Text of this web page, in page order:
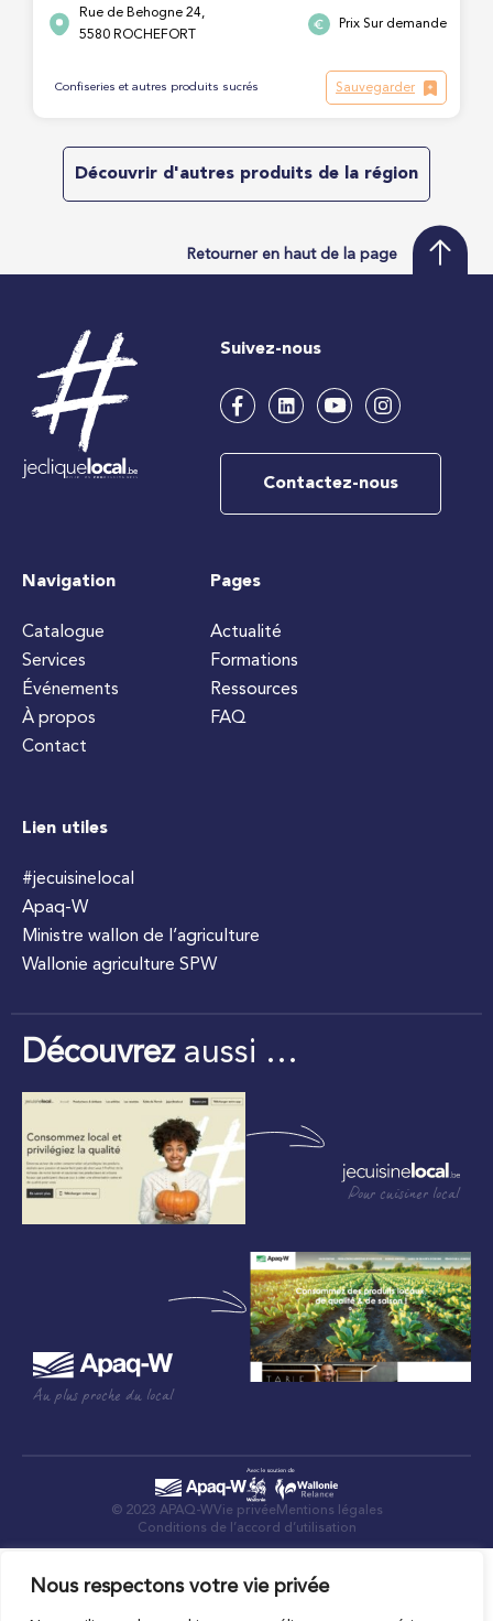
Nous respectons votre vie privée
Rue de Behogne 24,
5580 ROCHEFORT
Prix Sur demande
Confiseries et autres produits sucrés Sauvegarder
Découvrir d'autres produits de la région
Retourner en haut de la page
Suivez-nous
Contactez-nous
Navigation
Catalogue
Services
Événements
À propos
Contact
Pages
Actualité
Formations
Ressources
FAQ
Lien utiles
#jecuisinelocal
Apaq-W
Ministre wallon de l’agriculture
Wallonie agriculture SPW
Découvrezaussi …
Pour cuisiner local
Au plus proche du local
© 2023 APAQ-WVie privée Mentions légales
Conditions de l’accord d’utilisation